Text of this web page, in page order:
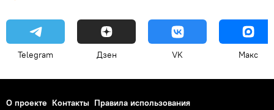
Telegram Дзен VK Макс
О проекте Контакты Правила использования